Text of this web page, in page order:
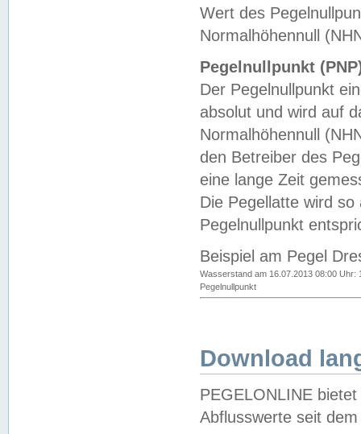
Wert des
Normalhöhennull
Pegelnullpunkt
Der Pegelnullpunkt
absolut und wird auf
Normalhöhennull
den Betreiber des
eine lange Zeit
Die Pegellatte wird
Pegelnullpunkt
Beispiel am Pegel
Wasserstand am 16.07.2013 08:00 Uhr:
Pegelnullpunkt
Download
PEGELONLINE
Abflusswerte seit